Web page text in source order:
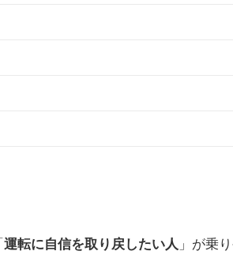
運転に自信を取り戻したい人 」が乗